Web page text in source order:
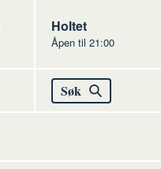
Jacobs
Holtet
Åpen til 21:00
Søk